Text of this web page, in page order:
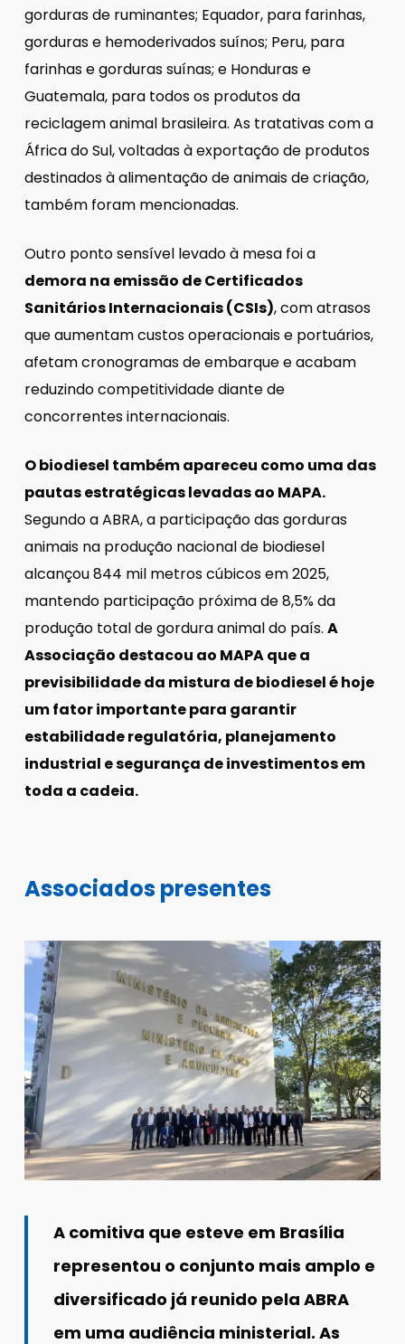
gorduras de ruminantes; Equador, para farinhas,
gorduras e hemoderivados suínos; Peru, para
farinhas e gorduras suínas; e Honduras e
Guatemala, para todos os produtos da
reciclagem animal brasileira. As tratativas com a
África do Sul, voltadas à exportação de produtos
destinados à alimentação de animais de criação,
também foram mencionadas.
Outro ponto sensível levado à mesa foi a
demora na emissão de Certificados
Sanitários Internacionais (CSIs), com atrasos
que aumentam custos operacionais e portuários,
afetam cronogramas de embarque e acabam
reduzindo competitividade diante de
concorrentes internacionais.
O biodiesel também apareceu como uma das
pautas estratégicas levadas ao MAPA.
Segundo a ABRA, a participação das gorduras
animais na produção nacional de biodiesel
alcançou 844 mil metros cúbicos em 2025,
mantendo participação próxima de 8,5% da
produção total de gordura animal do país. A
Associação destacou ao MAPA que a
previsibilidade da mistura de biodiesel é hoje
um fator importante para garantir
estabilidade regulatória, planejamento
industrial e segurança de investimentos em
toda a cadeia.
Associados presentes
A comitiva que esteve em Brasília
representou o conjunto mais amplo e
diversificado já reunido pela ABRA
em uma audiência ministerial. As